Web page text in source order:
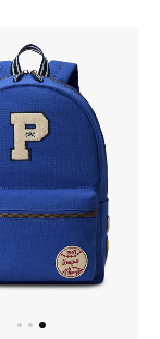
الموسم الجديد
ما وصلنا حديثاً
ركن أناقة المنتجعات
حصريًا عبر الإنترنت
دليل مستلزمات الرجال